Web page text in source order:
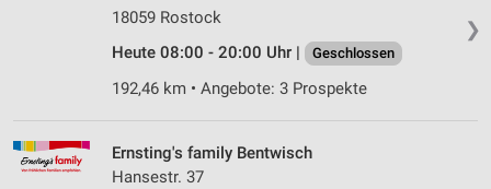
❯
18059 Rostock
Heute 08:00 - 20:00 Uhr |
Geschlossen
192,46 km • Angebote: 3 Prospekte
Ernsting's family Bentwisch
Hansestr. 37
Analyse von Zielgruppen durch Statistiken oder
Kombinationen von Daten aus verschiedenen
Verwendung reduzierter Daten zur Auswahl von